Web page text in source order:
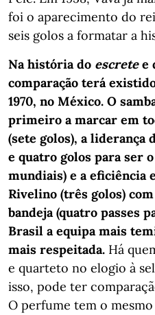
foi o aparecimento do rei
seis golos a formatar a
Na história do escretee
comparação terá
1970, no México. O
primeiro a marcar em
(sete golos), a liderança
e quatro golos para ser
mundiais) e a eficiência
Rivelino (três golos)
bandeja (quatro passes
Brasil a equipa mais
mais respeitada. Há
e quarteto no elogio à
isso, pode ter
O perfume tem o